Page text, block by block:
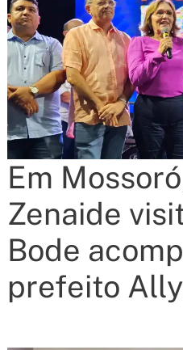
Em
Zenaide
Bode
prefeito